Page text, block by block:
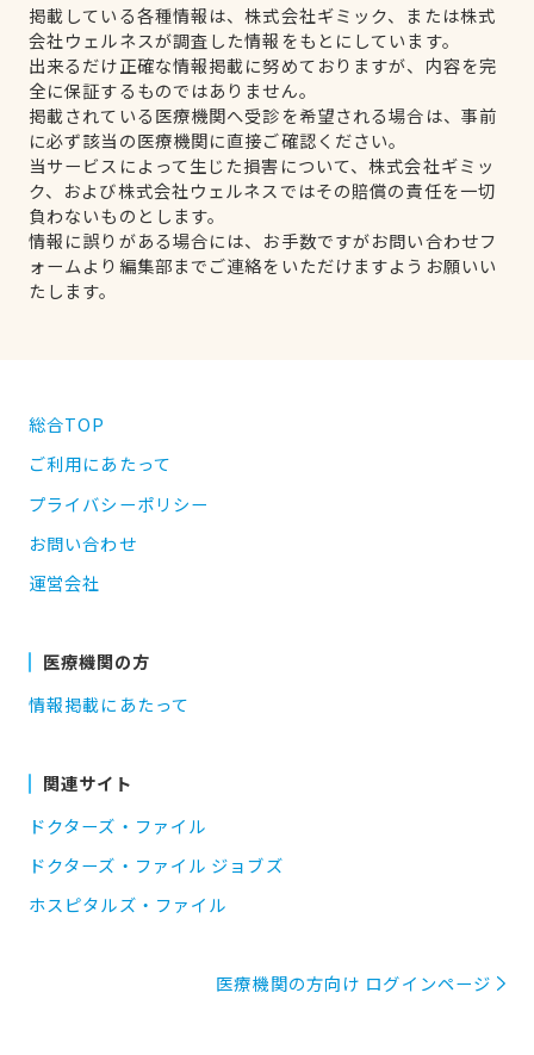
掲載している各種情報は、株式会社ギミック、または株式
会社ウェルネスが調査した情報をもとにしています。
出来るだけ正確な情報掲載に努めておりますが、内容を完
全に保証するものではありません。
掲載されている医療機関へ受診を希望される場合は、事前
に必ず該当の医療機関に直接ご確認ください。
当サービスによって生じた損害について、株式会社ギミッ
ク、および株式会社ウェルネスではその賠償の責任を一切
負わないものとします。
情報に誤りがある場合には、お手数ですがお問い合わせフ
ォームより編集部までご連絡をいただけますようお願いい
たします。
総合TOP
ご利用にあたって
プライバシーポリシー
お問い合わせ
運営会社
医療機関の方
情報掲載にあたって
関連サイト
ドクターズ・ファイル
ドクターズ・ファイル ジョブズ
ホスピタルズ・ファイル
医療機関の方向け ログインページ